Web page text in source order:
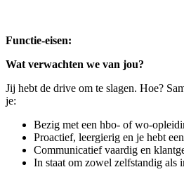
Functie-eisen:
Wat verwachten we van jou?
Jij hebt de drive om te slagen. Hoe?
je:
Bezig met een hbo- of wo-
Proactief, leergierig en je hebt
Communicatief vaardig en
In staat om zowel zelfstandig als